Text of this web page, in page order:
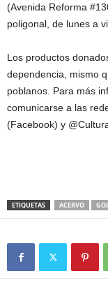
(Avenida Reforma
poligonal, de lunes a
Los productos
dependencia, mismo
poblanos. Para más
comunicarse a las
(Facebook) y
ETIQUETAS ACERVO